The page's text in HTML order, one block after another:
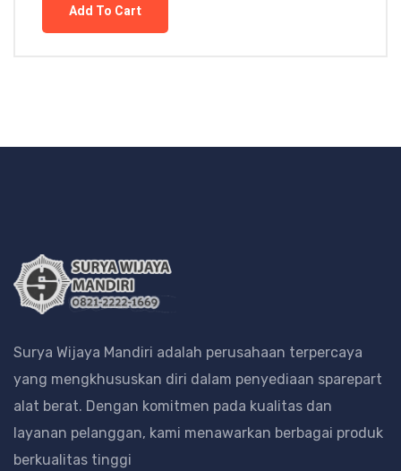
Add To Cart
Surya Wijaya Mandiri adalah perusahaan terpercaya
yang mengkhususkan diri dalam penyediaan sparepart
alat berat. Dengan komitmen pada kualitas dan
layanan pelanggan, kami menawarkan berbagai produk
berkualitas tinggi